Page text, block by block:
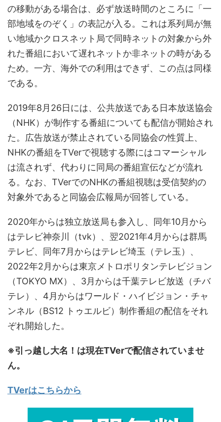
の移動がある場合は、必ず放送時間のところに「一
部地域をのぞく」の表記が入る。これは系列局が無
い地域かクロスネット局で同時ネットの対象から外
れた番組において遅れネットか非ネットの時がある
ため。一方、海外での利用はできず、この点は同様
である。
2019年8月26日には、公共放送である日本放送協会
（NHK）が制作する番組についても配信が開始され
た。広告放送が禁止されている同協会の性質上、
NHKの番組をTVerで視聴する際にはコマーシャル
は流されず、代わりに同局の番組宣伝などが流れ
る。なお、TVerでのNHKの番組視聴は受信契約の
対象外であると同協会広報局が回答している。
2020年からは独立放送局も参入し、同年10月から
はテレビ神奈川（tvk）、翌2021年4月からは群馬
テレビ、同年7月からはテレビ埼玉（テレ玉）、
2022年2月からは東京メトロポリタンテレビジョン
（TOKYO MX）、3月からは千葉テレビ放送（チバ
テレ）、4月からはワールド・ハイビジョン・チャ
ンネル（BS12 トゥエルビ）制作番組の配信をそれ
ぞれ開始した。
※引っ越し大名！は現在TVerで配信されていませ
ん。
TVerはこちらから